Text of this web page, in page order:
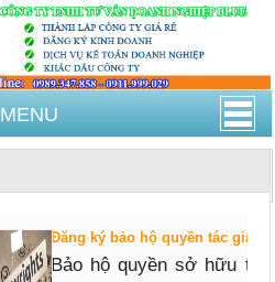
MENU
Đăng ký bảo hộ quyền tác giả
Bảo hộ quyền sở hữu trí